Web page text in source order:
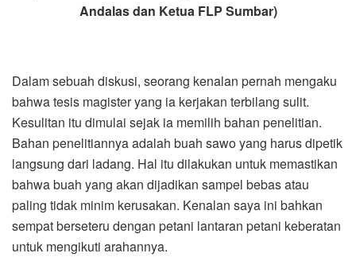
Andalas dan Ketua FLP Sumbar)
Dalam sebuah diskusi, seorang kenalan pernah mengaku
bahwa tesis magister yang ia kerjakan terbilang sulit.
Kesulitan itu dimulai sejak ia memilih bahan penelitian.
Bahan penelitiannya adalah buah sawo yang harus dipetik
langsung dari ladang. Hal itu dilakukan untuk memastikan
bahwa buah yang akan dijadikan sampel bebas atau
paling tidak minim kerusakan. Kenalan saya ini bahkan
sempat berseteru dengan petani lantaran petani keberatan
untuk mengikuti arahannya.